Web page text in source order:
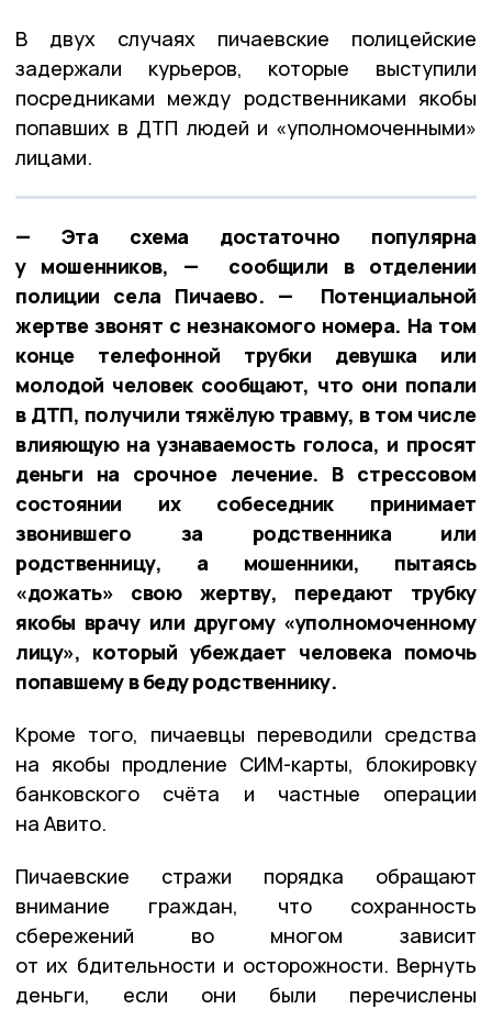
В двух случаях пичаевские полицейские
задержали курьеров, которые выступили
посредниками между родственниками якобы
попавших в ДТП людей и «уполномоченными»
лицами.
— Эта схема достаточно популярна
у мошенников, — сообщили в отделении
полиции села Пичаево. — Потенциальной
жертве звонят с незнакомого номера. На том
конце телефонной трубки девушка или
молодой человек сообщают, что они попали
в ДТП, получили тяжёлую травму, в том числе
влияющую на узнаваемость голоса, и просят
деньги на срочное лечение. В стрессовом
состоянии их собеседник принимает
звонившего за родственника или
родственницу, а мошенники, пытаясь
«дожать» свою жертву, передают трубку
якобы врачу или другому «уполномоченному
лицу», который убеждает человека помочь
попавшему в беду родственнику.
Кроме того, пичаевцы переводили средства
на якобы продление СИМ-карты, блокировку
банковского счёта и частные операции
на Авито.
Пичаевские стражи порядка обращают
внимание граждан, что сохранность
сбережений во многом зависит
от их бдительности и осторожности. Вернуть
деньги, если они были перечислены